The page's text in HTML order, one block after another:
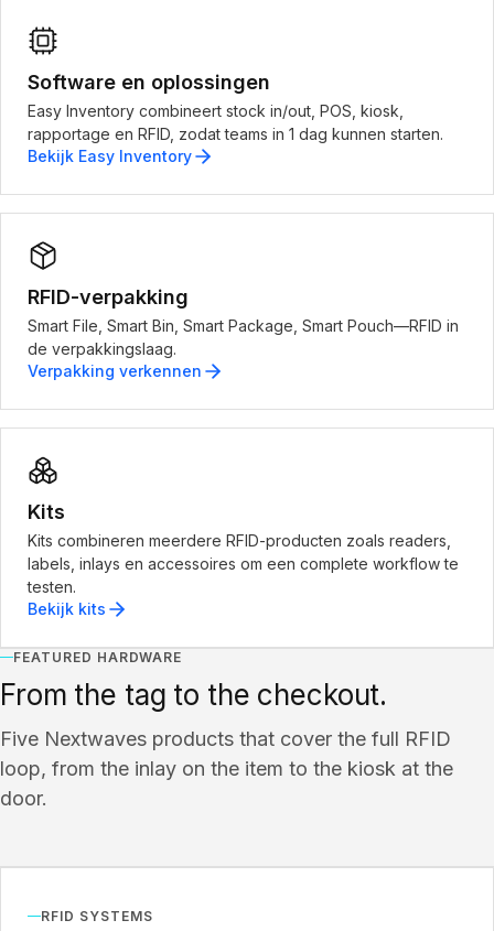
Software en oplossingen
Easy Inventory combineert stock in/out, POS, kiosk,
rapportage en RFID, zodat teams in 1 dag kunnen starten.
Bekijk Easy Inventory
RFID-verpakking
Smart File, Smart Bin, Smart Package, Smart Pouch—RFID in
de verpakkingslaag.
Verpakking verkennen
Kits
Kits combineren meerdere RFID-producten zoals readers,
labels, inlays en accessoires om een complete workflow te
testen.
Bekijk kits
FEATURED HARDWARE
From the tag to the checkout.
Five Nextwaves products that cover the full RFID
loop, from the inlay on the item to the kiosk at the
door.
RFID SYSTEMS